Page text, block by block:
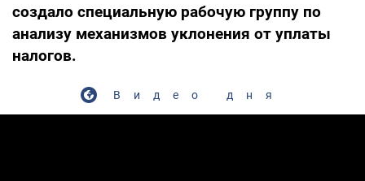
создало специальную рабочую группу по
анализу механизмов уклонения от уплаты
налогов.
Видео дня